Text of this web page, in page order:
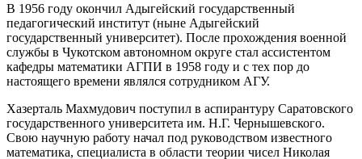
В 1956 году окончил Адыгейский государственный
педагогический институт (ныне Адыгейский
государственный университет). После прохождения военной
службы в Чукотском автономном округе стал ассистентом
кафедры математики АГПИ в 1958 году и с тех пор до
настоящего времени являлся сотрудником АГУ.
Хазерталь Махмудович поступил в аспирантуру Саратовского
государственного университета им. Н.Г. Чернышевского.
Свою научную работу начал под руководством известного
математика, специалиста в области теории чисел Николая